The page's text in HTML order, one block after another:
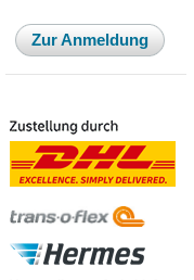
Zur Anmeldung